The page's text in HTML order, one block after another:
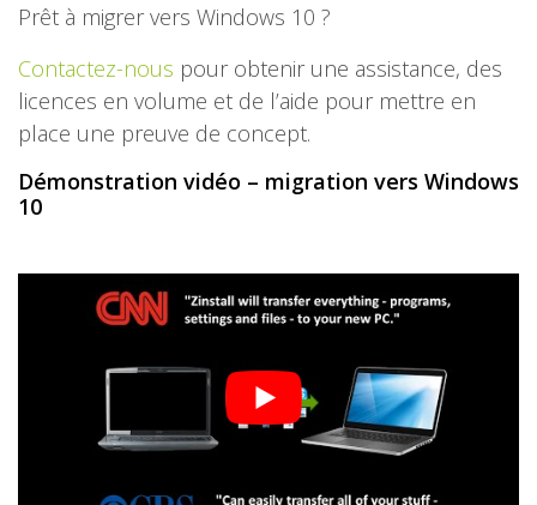
Prêt à migrer vers Windows 10 ?
Contactez-nous pour obtenir une assistance, des
licences en volume et de l’aide pour mettre en
place une preuve de concept.
Démonstration vidéo – migration vers Windows
10